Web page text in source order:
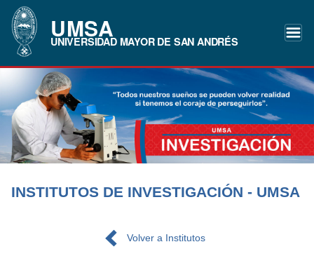
UMSA
UNIVERSIDAD MAYOR DE SAN ANDRÉS
INSTITUTOS DE INVESTIGACIÓN - UMSA
Volver a Institutos